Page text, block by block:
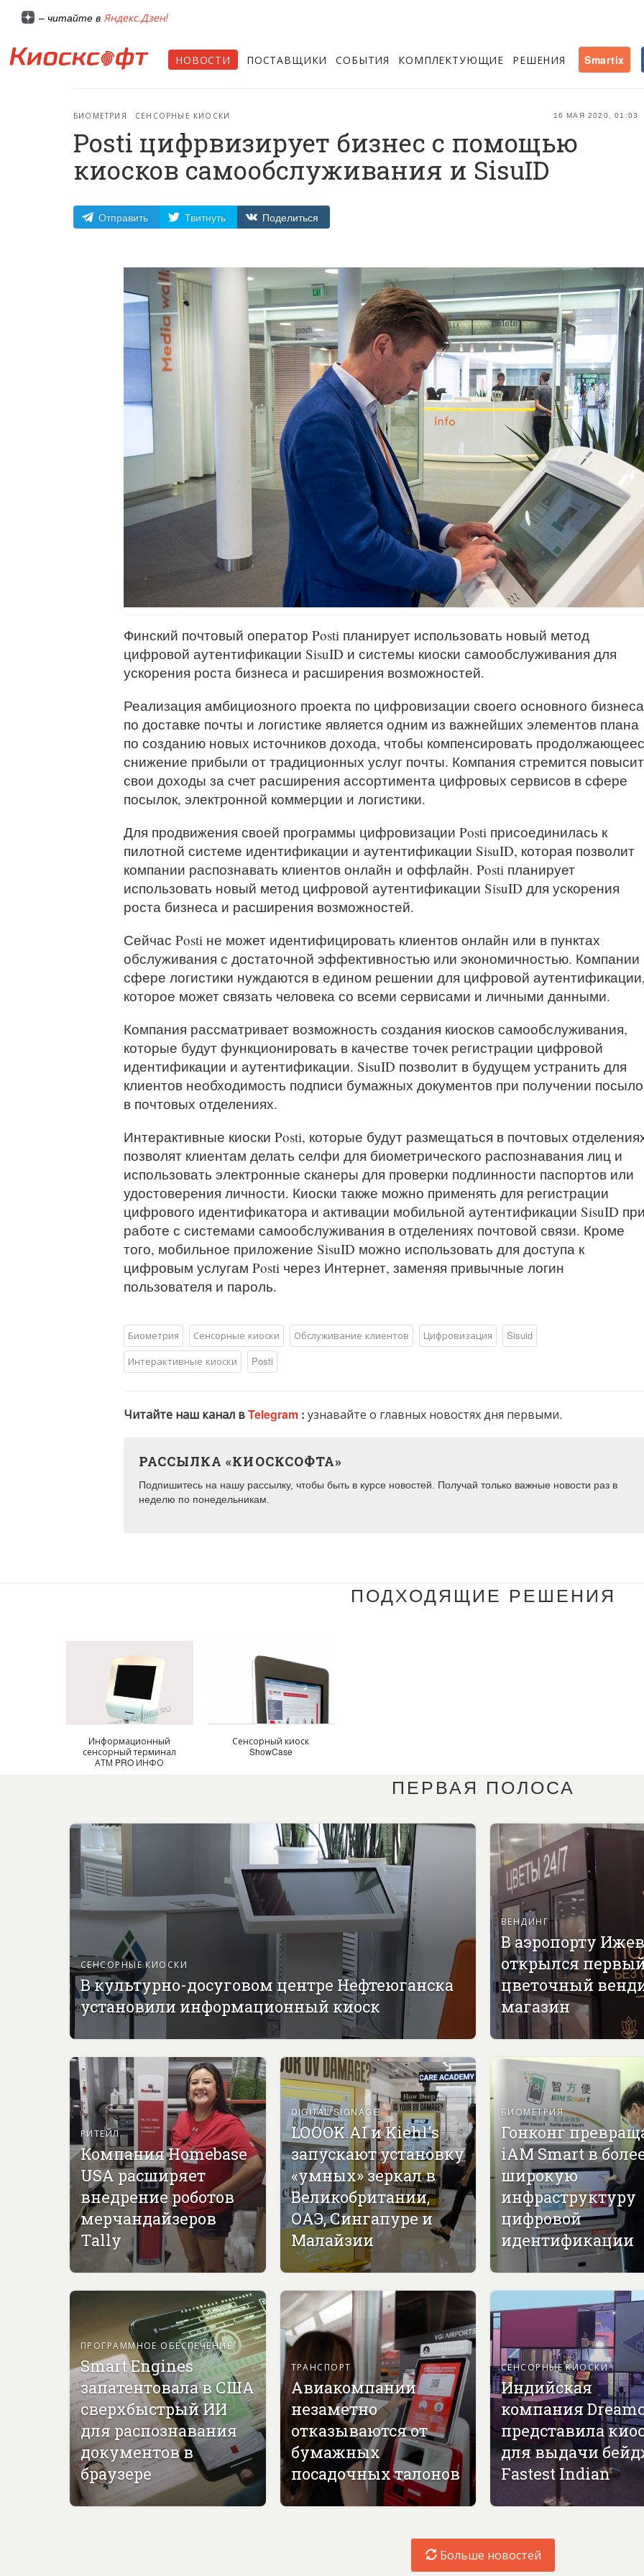
– читайте в Яндекс.Дзен!
НОВОСТИ ПОСТАВЩИКИ СОБЫТИЯ КОМПЛЕКТУЮЩИЕ РЕШЕНИЯ Smartix
16 МАЯ 2020, 01:03
БИОМЕТРИЯ СЕНСОРНЫЕ КИОСКИ
Posti цифрвизирует бизнес с помощью
киосков самообслуживания и SisuID
Отправить Твитнуть Поделиться
Финский почтовый оператор Posti планирует использовать новый метод
цифровой аутентификации SisuID и системы киоски самообслуживания для
ускорения роста бизнеса и расширения возможностей.
Реализация амбициозного проекта по цифровизации своего основного бизнеса
по доставке почты и логистике является одним из важнейших элементов плана
по созданию новых источников дохода, чтобы компенсировать
снижение прибыли от традиционных услуг почты. Компания стремится
свои доходы за счет расширения ассортимента цифровых сервисов в сфере
посылок, электронной коммерции и логистики.
Для продвижения своей программы цифровизации Posti присоединилась к
пилотной системе идентификации и аутентификации SisuID, которая позволит
компании распознавать клиентов онлайн и оффлайн. Posti планирует
использовать новый метод цифровой аутентификации SisuID для ускорения
роста бизнеса и расширения возможностей.
Сейчас Posti не может идентифицировать клиентов онлайн или в пунктах
обслуживания с достаточной эффективностью или экономичностью. Компании
сфере логистики нуждаются в едином решении для цифровой аутентификации,
которое может связать человека со всеми сервисами и личными данными.
Компания рассматривает возможность создания киосков самообслуживания,
которые будут функционировать в качестве точек регистрации цифровой
идентификации и аутентификации. SisuID позволит в будущем устранить для
клиентов необходимость подписи бумажных документов при получении
в почтовых отделениях.
Интерактивные киоски Posti, которые будут размещаться в почтовых
позволят клиентам делать селфи для биометрического распознавания лиц и
использовать электронные сканеры для проверки подлинности паспортов или
удостоверения личности. Киоски также можно применять для регистрации
цифрового идентификатора и активации мобильной аутентификации SisuID при
работе с системами самообслуживания в отделениях почтовой связи. Кроме
того, мобильное приложение SisuID можно использовать для доступа к
цифровым услугам Posti через Интернет, заменяя привычные логин
пользователя и пароль.
Биометрия Сенсорные киоски Обслуживание клиентов Цифровизация
Sisuid
Интерактивные киоски
Posti
Читайте наш канал вTelegram : узнавайте о главных новостях дня первыми.
РАССЫЛКА «КИОСКСОФТА»
Подпишитесь на нашу рассылку, чтобы быть в курсе новостей. Получай только важные новости раз в
неделю по понедельникам.
ПОДХОДЯЩИЕ РЕШЕНИЯ
Информационный
сенсорный терминал
АТМ PRO ИНФО
Сенсорный киоск
ShowCase
ПЕРВАЯ ПОЛОСА
СЕНСОРНЫЕ КИОСКИ
В культурно-досуговом центре Нефтеюганска
установили информационный киоск
ВЕНДИНГ
В аэропорту
открылся
цветочный
магазин
РИТЕЙЛ
Компания Homebase
USA расширяет
внедрение роботов
мерчандайзеров
Tally
DIGITAL SIGNAGE
LOOOK.AI и Kiehl's
запускают установку
«умных» зеркал в
Великобритании,
ОАЭ, Сингапуре и
Малайзии
БИОМЕТРИЯ
Гонконг
iAM Smart в
широкую
инфраструктуру
цифровой
идентификации
ПРОГРАММНОЕ ОБЕСПЕЧЕНИЕ
Smart Engines
запатентовала в США
сверхбыстрый ИИ
для распознавания
документов в
браузере
ТРАНСПОРТ
Авиакомпании
незаметно
отказываются от
бумажных
посадочных талонов
СЕНСОРНЫЕ КИОСКИ
Индийская
компания
представила
для выдачи
Fastest Indian
Больше новостей